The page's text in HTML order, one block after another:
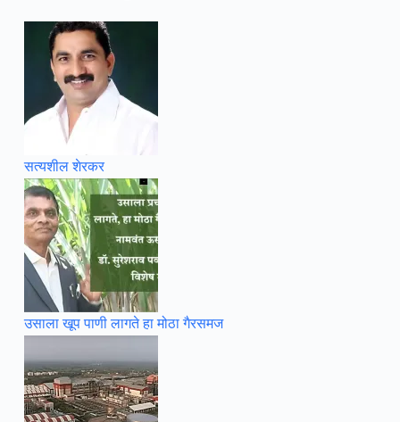
सत्यशील शेरकर
उसाला खूप पाणी लागते हा मोठा गैरसमज